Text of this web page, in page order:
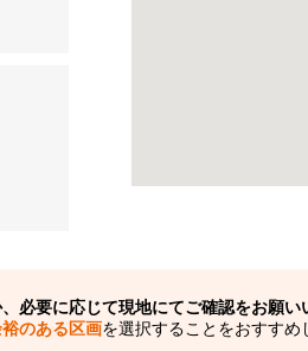
必要に応じて現地にてご確認をお願い
のある区画を選択することをおすすめ